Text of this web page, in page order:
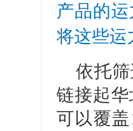
产品的
将这些运
依托
链接起
可以覆